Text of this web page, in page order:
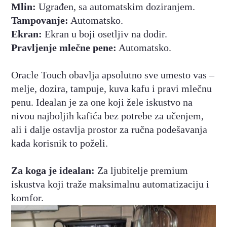
Mlin: Ugrađen, sa automatskim doziranjem.
Tampovanje: Automatsko.
Ekran: Ekran u boji osetljiv na dodir.
Pravljenje mlečne pene: Automatsko.
Oracle Touch obavlja apsolutno sve umesto vas –
melje, dozira, tampuje, kuva kafu i pravi mlečnu
penu. Idealan je za one koji žele iskustvo na
nivou najboljih kafića bez potrebe za učenjem,
ali i dalje ostavlja prostor za ručna podešavanja
kada korisnik to poželi.
Za koga je idealan: Za ljubitelje premium
iskustva koji traže maksimalnu automatizaciju i
komfor.